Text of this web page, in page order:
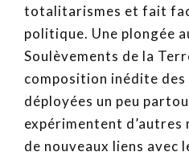
totalitarismes et fait
politique. Une plongée
Soulèvements de la
composition inédite
déployées un peu
expérimentent d’autres
de nouveaux liens avec